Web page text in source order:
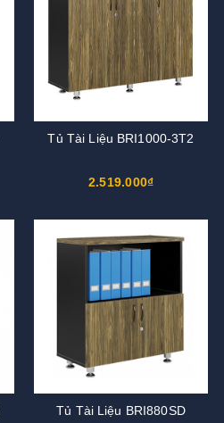
Tủ Tài Liệu BRI1000-3T2
2.519.000₫
Tủ Tài Liệu BRI880SD